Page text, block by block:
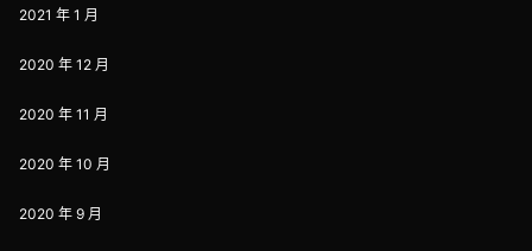
2021 年 1 月
2020 年 12 月
2020 年 11 月
2020 年 10 月
2020 年 9 月